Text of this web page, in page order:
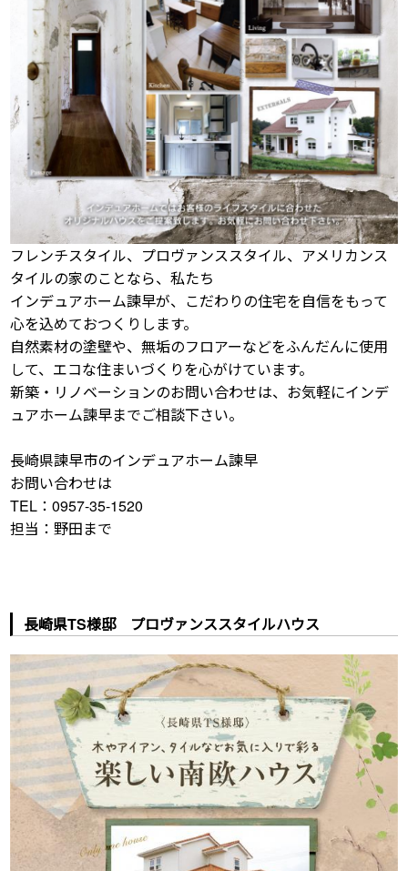
フレンチスタイル、プロヴァンススタイル、アメリカンス
タイルの家のことなら、私たち
インデュアホーム諫早が、こだわりの住宅を自信をもって
心を込めておつくりします。
自然素材の塗壁や、無垢のフロアーなどをふんだんに使用
して、エコな住まいづくりを心がけています。
新築・リノベーションのお問い合わせは、お気軽にインデ
ュアホーム諫早までご相談下さい。
長崎県諫早市のインデュアホーム諫早
お問い合わせは
TEL：0957-35-1520
担当：野田まで
長崎県TS様邸 プロヴァンススタイルハウス